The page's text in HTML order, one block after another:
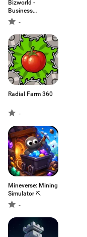
Bizworld -
Business
Simulator
-
Radial Farm 360
-
Mineverse: Mining
Simulator ⛏️
-